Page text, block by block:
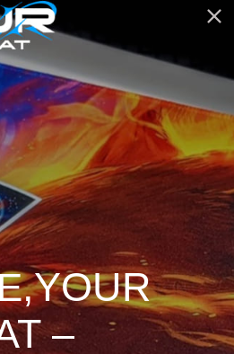
,YOUR
–